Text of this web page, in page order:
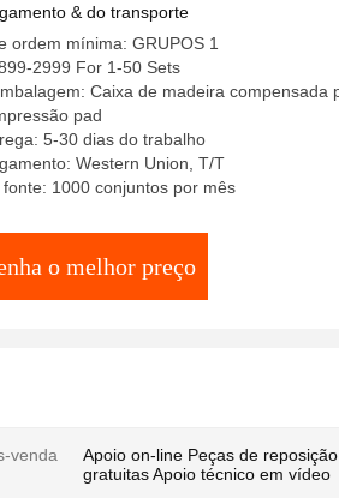
& do transporte
ordem mínima: GRUPOS 1
2999 For 1-50 Sets
Caixa de madeira compensada
pad
5-30 dias do trabalho
Western Union, T/T
1000 conjuntos por mês
o melhor preço
venda
Apoio on-line Peças de reposição
gratuitas Apoio técnico em vídeo